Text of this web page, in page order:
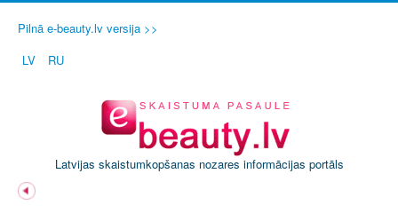
Pilnā e-beauty.lv versija >>
LV
RU
Latvijas skaistumkopšanas nozares informācijas portāls